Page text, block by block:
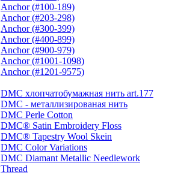
Anchor (#100-189)
Anchor (#203-298)
Anchor (#300-399)
Anchor (#400-899)
Anchor (#900-979)
Anchor (#1001-1098)
Anchor (#1201-9575)
DMC хлопчатобумажная нить art.177
DMC - металлизированая нить
DMC Perle Cotton
DMC® Satin Embroidery Floss
DMC® Tapestry Wool Skein
DMC Color Variations
DMC Diamant Metallic Needlework
Thread